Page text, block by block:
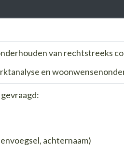
van rechtstreeks
en
achternaam)